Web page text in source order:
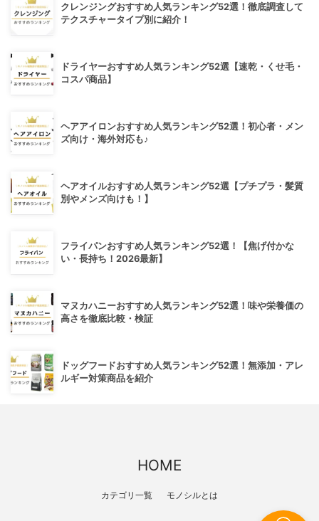
クレンジングおすすめ人気ランキング52選！徹底調査して
テクスチャータイプ別に紹介！
ドライヤーおすすめ人気ランキング52選【速乾・くせ毛・
コスパ商品】
ヘアアイロンおすすめ人気ランキング52選！初心者・メン
ズ向け・海外対応も♪
ヘアオイルおすすめ人気ランキング52選【プチプラ・髪質
別やメンズ向けも！】
フライパンおすすめ人気ランキング52選！【焦げ付かな
い・長持ち！2026最新】
マヌカハニーおすすめ人気ランキング52選！味や栄養価の
高さを徹底比較・検証
ドッグフードおすすめ人気ランキング52選！無添加・アレ
ルギー対策商品を紹介
HOME
カテゴリ一覧 モノシルとは